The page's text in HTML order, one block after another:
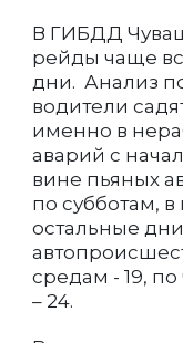
В ГИБДД
рейды чаще
дни. Анализ
водители
именно в
аварий с
вине пьяных
по субботам, в
остальные
средам - 19, по
– 24.